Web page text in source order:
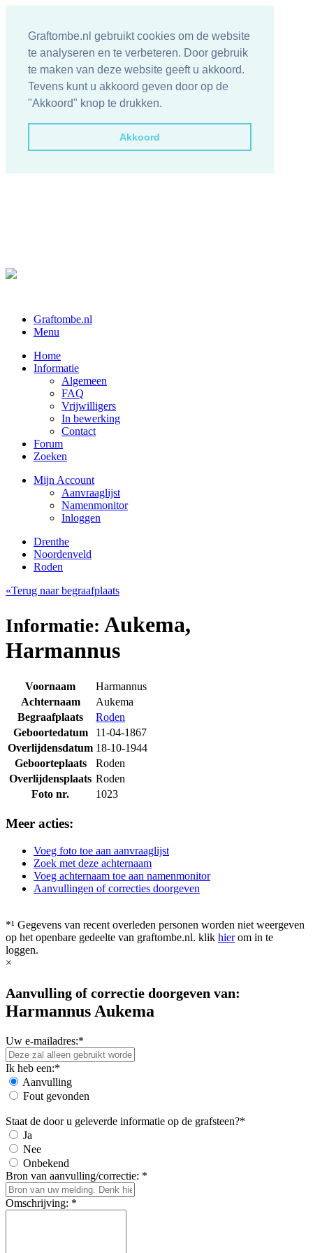
Graftombe.nl gebruikt cookies om de website
te analyseren en te verbeteren. Door gebruik
te maken van deze website geeft u akkoord.
Tevens kunt u akkoord geven door op de
"Akkoord" knop te drukken.
Akkoord
Graftombe.nl
Menu
Home
Informatie
Algemeen
FAQ
Vrijwilligers
In bewerking
Contact
Forum
Zoeken
Mijn Account
Aanvraaglijst
Namenmonitor
Inloggen
Drenthe
Noordenveld
Roden
«Terug naar begraafplaats
Informatie: Aukema,
Harmannus
Voornaam
Harmannus
Achternaam
Aukema
Begraafplaats
Roden
Geboortedatum
11-04-1867
Overlijdensdatum 18-10-1944
Geboorteplaats
Roden
Overlijdensplaats Roden
Foto nr.
1023
Meer acties:
Voeg foto toe aan aanvraaglijst
Zoek met deze achternaam
Voeg achternaam toe aan namenmonitor
Aanvullingen of correcties doorgeven
*¹ Gegevens van recent overleden personen worden niet weergeven
op het openbare gedeelte van graftombe.nl. klik hierom in te
loggen.
×
Aanvulling of correctie doorgeven van:
Harmannus Aukema
Uw e-mailadres:*
Ik heb een:*
Aanvulling
Fout gevonden
Staat de door u geleverde informatie op de grafsteen?*
Ja
Nee
Onbekend
Bron van aanvulling/correctie: *
Omschrijving: *